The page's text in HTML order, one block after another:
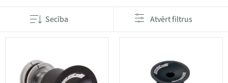
Secība Atvērt filtrus